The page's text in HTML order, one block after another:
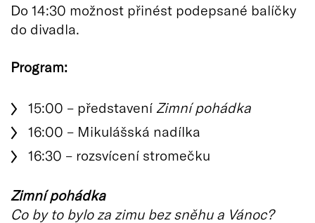
Do 14:30 možnost přinést podepsané balíčky
do divadla.
Program:
15:00 – představení Zimní pohádka
16:00 – Mikulášská nadílka
16:30 – rozsvícení stromečku
Zimní pohádka
Co by to bylo za zimu bez sněhu a Vánoc?